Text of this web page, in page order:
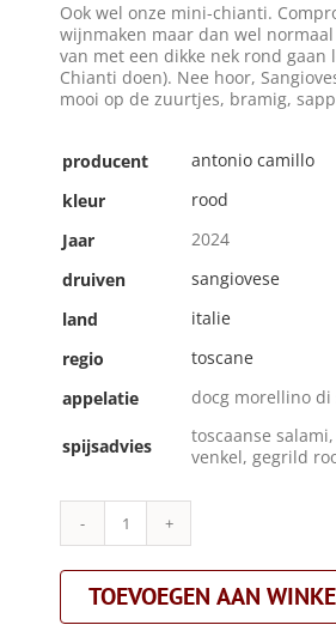
NL
Ook wel onze mini-chianti.
wijnmaken maar dan wel
van met een dikke nek rond gaan
Chianti doen). Nee hoor,
mooi op de zuurtjes, bramig,
producent
antonio camillo
kleur
rood
Jaar
2024
druiven
sangiovese
land
italie
regio
toscane
appelatie
docg morellino di
spijsadvies
toscaanse
venkel, gegrild
Antonio
Camillo|morellino
di
scansano|rood
aantal
TOEVOEGEN AAN